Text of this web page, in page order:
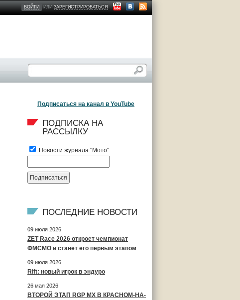
ВОЙТИ ИЛИЗАРЕГИСТРИРОВАТЬСЯ
Подписаться на канал в YouTube
ПОДПИСКА НА
РАССЫЛКУ
Новости журнала "Мото"
ПОСЛЕДНИЕ НОВОСТИ
09 июля 2026
ZET Race 2026 откроет чемпионат
ФМСМО и станет его первым этапом
09 июля 2026
Rift: новый игрок в эндуро
26 мая 2026
ВТОРОЙ ЭТАП RGP MX В КРАСНОМ-НА-